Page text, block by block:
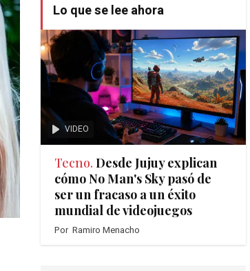
Lo que se lee ahora
VIDEO
Tecno. Desde Jujuy explican
cómo No Man's Sky pasó de
ser un fracaso a un éxito
mundial de videojuegos
Por Ramiro Menacho